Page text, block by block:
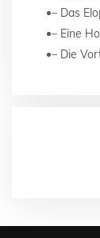
Das
Eine
Die